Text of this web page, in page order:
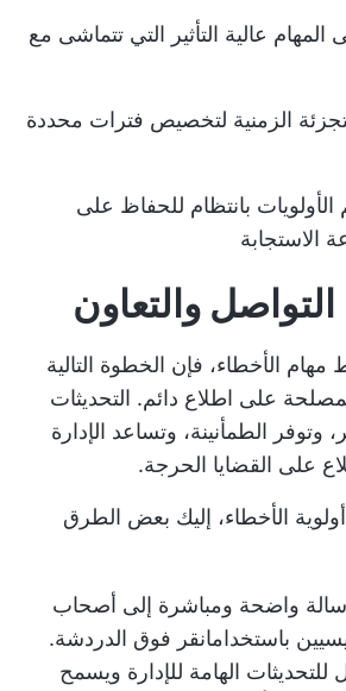
المهام عالية التأثير التي تتماشى مع
الزمنية لتخصيص فترات محددة
الأولويات بانتظام للحفاظ على
الاستجابة
الأخطاء، فإن الخطوة التالية
على اطلاع دائم. التحديثات
وتوفر الطمأنينة، وتساعد الإدارة
على القضايا الحرجة.
الأخطاء، إليك بعض الطرق
واضحة ومباشرة إلى أصحاب
باستخدامانقر فوق الدردشة.
للتحديثات الهامة للإدارة ويسمح